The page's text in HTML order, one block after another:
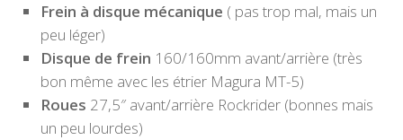
Frein à disque mécanique ( pas trop mal, mais un
peu léger)
Disque de frein 160/160mm avant/arrière (très
bon même avec les étrier Magura MT-5)
Roues 27,5″ avant/arrière Rockrider (bonnes mais
un peu lourdes)